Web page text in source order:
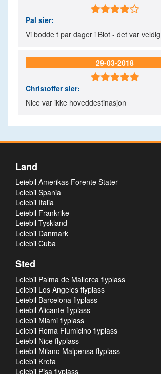

Pal sier:
Vi bodde t par dager i Biot - det var
29-03-2018

Christoffersier:
Nice var ikke hoveddestinasjon
Land
Leiebil Amerikas Forente Stater
Leiebil Spania
Leiebil Italia
Leiebil Frankrike
Leiebil Tyskland
Leiebil Danmark
Leiebil Cuba
Sted
Leiebil Palma de Mallorca flyplass
Leiebil Los Angeles flyplass
Leiebil Barcelona flyplass
Leiebil Alicante flyplass
Leiebil Miami flyplass
Leiebil Roma Fiumicino flyplass
Leiebil Nice flyplass
Leiebil Milano Malpensa flyplass
Leiebil Kreta
Leiebil Pisa flyplass